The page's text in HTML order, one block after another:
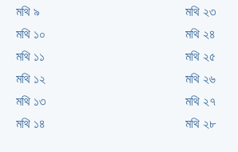
মথি ৯
মথি ১০
মথি ১১
মথি ১২
মথি ১৩
মথি ১৪
মথি ২৩
মথি ২৪
মথি ২৫
মথি ২৬
মথি ২৭
মথি ২৮